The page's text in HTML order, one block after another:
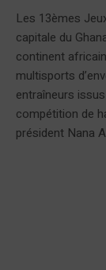
Les 13èmes
capitale du
continent
multisports
entraîneurs
compétition de
président Nana